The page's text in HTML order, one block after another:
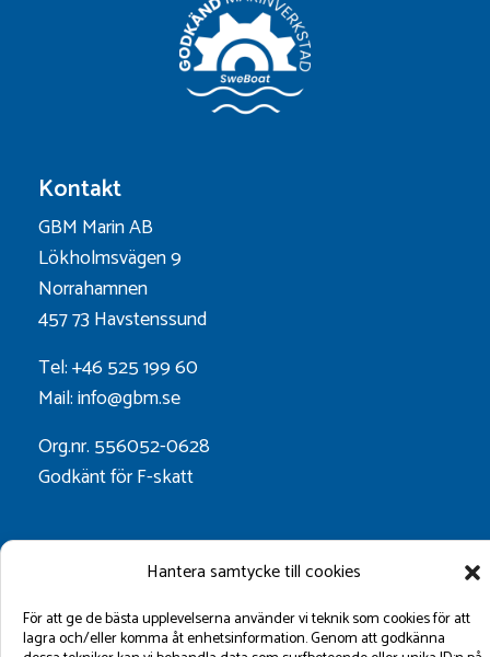
Hantera samtycke till cookies
För att ge de bästa upplevelserna använder vi teknik som cookies för att
lagra och/eller komma åt enhetsinformation. Genom att godkänna
Kontakt
GBM Marin AB
Lökholmsvägen 9
Norrahamnen
457 73 Havstenssund
Tel: +46 525 199 60
Mail: info@gbm.se
Org.nr. 556052-0628
Godkänt för F-skatt
Följ oss på: